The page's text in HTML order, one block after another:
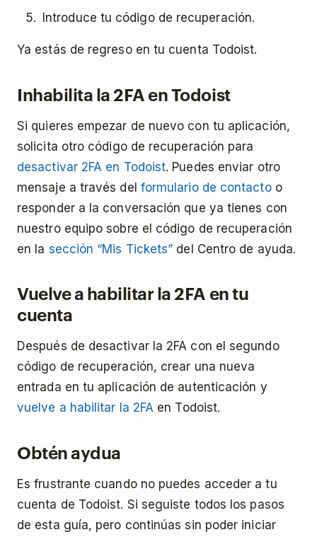
Introduce tu código de recuperación.
Ya estás de regreso en tu cuenta Todoist.
Inhabilita la 2FA en Todoist
Si quieres empezar de nuevo con tu aplicación,
solicita otro código de recuperación para
desactivar 2FA en Todoist. Puedes enviar otro
mensaje a través del formulario de contactoo
responder a la conversación que ya tienes con
nuestro equipo sobre el código de recuperación
en la sección “Mis Tickets” del Centro de ayuda.
Vuelve a habilitar la 2FA en tu
cuenta
Después de desactivar la 2FA con el segundo
código de recuperación, crear una nueva
entrada en tu aplicación de autenticación y
vuelve a habilitar la 2FA en Todoist.
Obtén aydua
Es frustrante cuando no puedes acceder a tu
cuenta de Todoist. Si seguiste todos los pasos
de esta guía, pero continúas sin poder iniciar